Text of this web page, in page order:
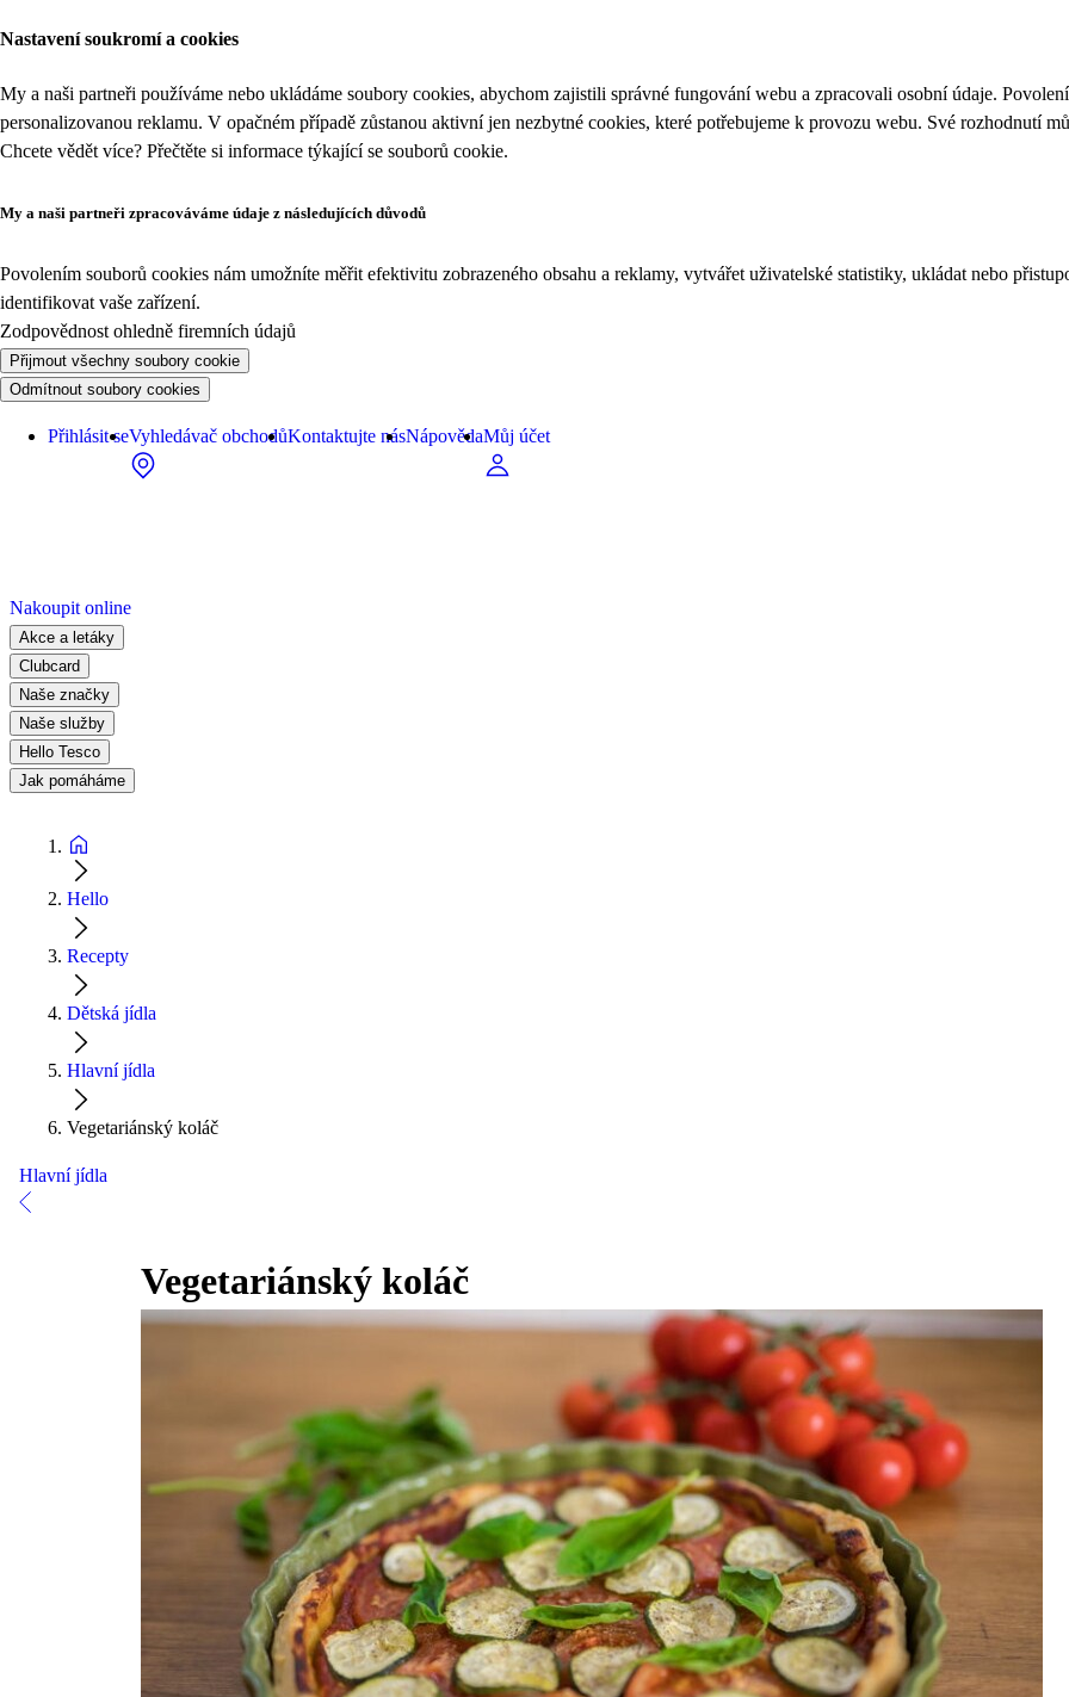
Nastavení soukromí a cookies
My a naši partneři používáme nebo ukládáme soubory cookies, abychom zajistili správné fungování webu a zpracovali osobní údaje.
personalizovanou reklamu. V opačném případě zůstanou aktivní jen nezbytné cookies, které potřebujeme k provozu webu. Své rozhodnutí
Chcete vědět více? Přečtěte si informace týkající se souborů cookie.
My a naši partneři zpracováváme údaje z následujících důvodů
Povolením souborů cookies nám umožníte měřit efektivitu zobrazeného obsahu a reklamy, vytvářet uživatelské statistiky, ukládat nebo
identifikovat vaše zařízení.
Zodpovědnost ohledně firemních údajů
Přijmout všechny soubory cookie
Odmítnout soubory cookies
Přihlásit seVyhledávač obchodůKontaktujte násNápovědaMůj účet
Nakoupit online
Akce a letáky
Clubcard
Naše značky
Naše služby
Hello Tesco
Jak pomáháme
Hello
Recepty
Dětská jídla
Hlavní jídla
Vegetariánský koláč
Hlavní jídla
Vegetariánský koláč